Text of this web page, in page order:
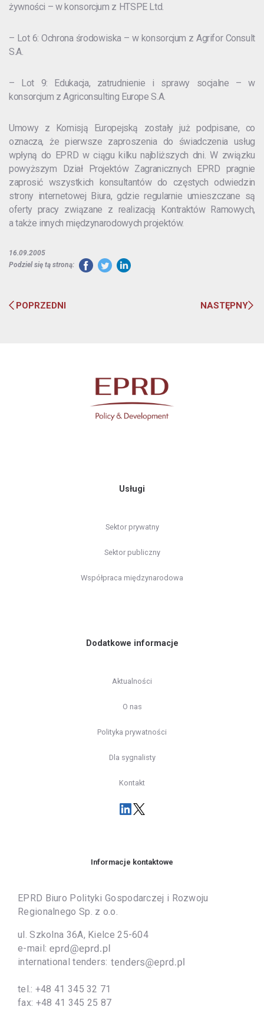
żywności – w konsorcjum z HTSPE Ltd.
– Lot 6: Ochrona środowiska – w konsorcjum z Agrifor Consult
S.A.
– Lot 9: Edukacja, zatrudnienie i sprawy socjalne – w
konsorcjum z Agriconsulting Europe S.A.
Umowy z Komisją Europejską zostały już podpisane, co
oznacza, że pierwsze zaproszenia do świadczenia usług
wpłyną do EPRD w ciągu kilku najbliższych dni. W związku
powyższym Dział Projektów Zagranicznych EPRD pragnie
zaprosić wszystkich konsultantów do częstych odwiedzin
strony internetowej Biura, gdzie regularnie umieszczane są
oferty pracy związane z realizacją Kontraktów Ramowych,
a także innych międzynarodowych projektów.
16.09.2005
Podziel się tą stroną:
POPRZEDNI NASTĘPNY
Usługi
Sektor prywatny
Sektor publiczny
Współpraca międzynarodowa
Dodatkowe informacje
Aktualności
O nas
Polityka prywatności
Dla sygnalisty
Kontakt
Informacje kontaktowe
EPRD Biuro Polityki Gospodarczej i Rozwoju
Regionalnego Sp. z o.o.
ul. Szkolna 36A, Kielce 25-604
e-mail:
international tenders:
tel.: +48 41 345 32 71
fax: +48 41 345 25 87